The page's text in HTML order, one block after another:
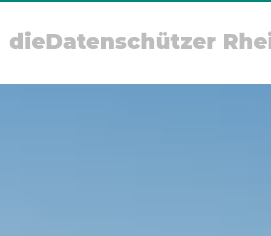
dieDatenschützer